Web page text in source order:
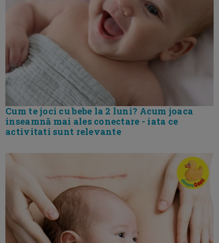
Cum te joci cu bebe la 2 luni? Acum joaca
inseamnă mai ales conectare - iata ce
activitati sunt relevante